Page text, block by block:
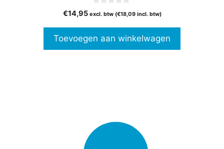
v
5
€14,95 excl. btw (€18,09incl. btw)
Toevoegen aan winkelwagen